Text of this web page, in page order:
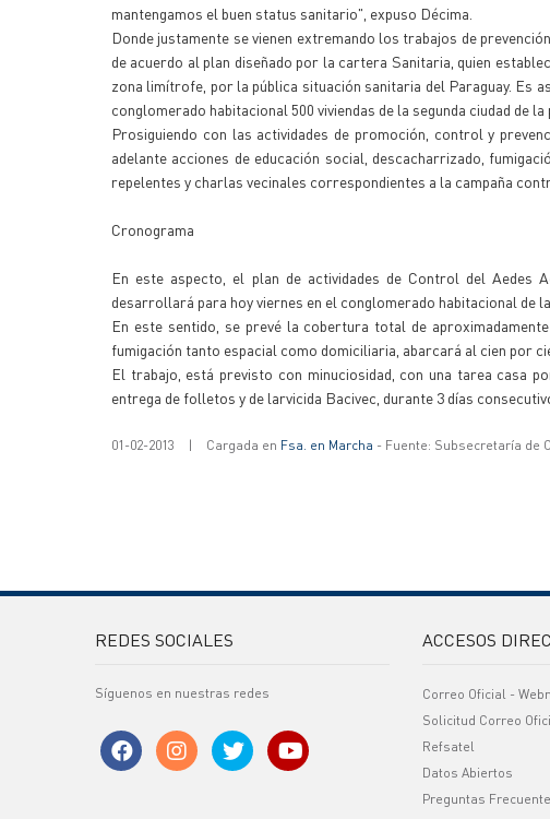
mantengamos el buen status sanitario", expuso Décima.
Donde justamente se vienen extremando los trabajos de
de acuerdo al plan diseñado por la cartera Sanitaria, quien
zona limítrofe, por la pública situación sanitaria del Paraguay. Es
conglomerado habitacional 500 viviendas de la segunda ciudad de la
Prosiguiendo con las actividades de promoción, control y
adelante acciones de educación social, descacharrizado,
repelentes y charlas vecinales correspondientes a la campaña
Cronograma
En este aspecto, el plan de actividades de Control del Aedes
desarrollará para hoy viernes en el conglomerado habitacional de
En este sentido, se prevé la cobertura total de
fumigación tanto espacial como domiciliaria, abarcará al cien por
El trabajo, está previsto con minuciosidad, con una tarea casa
entrega de folletos y de larvicida Bacivec, durante 3 días
01-02-2013 | Cargada en Fsa. en Marcha - Fuente: Subsecretaría de
REDES SOCIALES
Síguenos en nuestras redes
ACCESOS
Correo Oficial -
Solicitud Correo
Refsatel
Datos Abiertos
Preguntas